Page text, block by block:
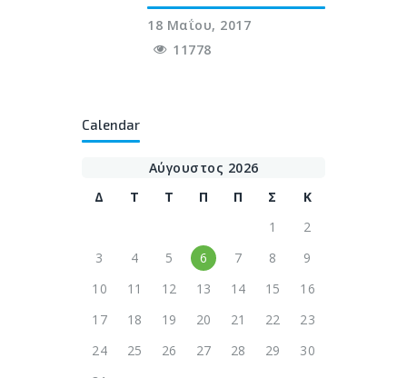
18 Μαΐου, 2017
11778
Calendar
Αύγουστος 2026
Δ
Τ Τ Π Π Σ
Κ
1
2
3
4 5 6 7 8
9
10
11 12 13 14 15
16
17
18 19 20 21 22
23
24
25 26 27 28 29
30